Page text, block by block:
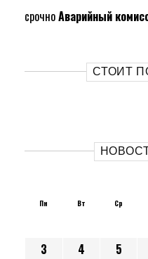
срочноАварийный
СТОИТ
Пн Вт Ср
3
4 5